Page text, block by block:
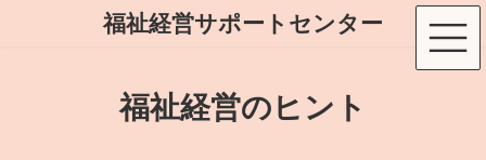
福祉経営サポートセンター
福祉経営のヒント